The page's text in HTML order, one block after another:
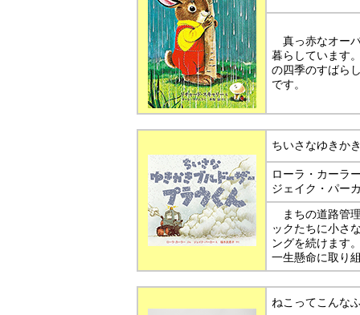
真っ赤なオー
暮らしています
の四季のすばら
です。
ちいさなゆきか
ローラ・カー
ジェイク・パー
まちの道路管
ックたちに小さ
ングを続けます
一生懸命に取り
ねこってこんな